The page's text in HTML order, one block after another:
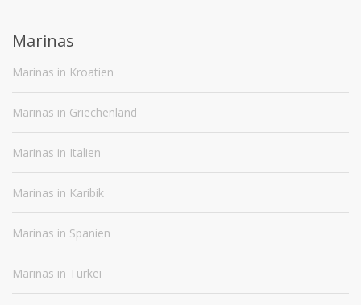
Marinas
Marinas in Kroatien
Marinas in Griechenland
Marinas in Italien
Marinas in Karibik
Marinas in Spanien
Marinas in Türkei